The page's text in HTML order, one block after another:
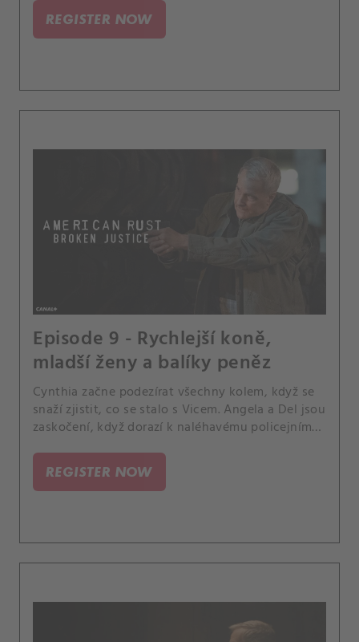
REGISTER NOW
Episode 9 - Rychlejší koně,
mladší ženy a balíky peněz
Cynthia začne podezírat všechny kolem, když se
snaží zjistit, co se stalo s Vicem. Angela a Del jsou
zaskočení, když dorazí k naléhavému policejnímu
REGISTER NOW